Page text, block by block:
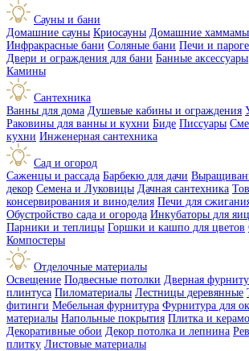
Сауны и бани
Домашние сауны Криосауны Домашние хаммамы
Инфракрасные бани Соляные бани Печи и
Двери и ограждения для бани Банные аксессуары
Камины
Сантехника
Ванны для дома Душевые кабины и ограждения
Раковины для ванны и кухни Биде Писсуары
кухни Инженерная сантехника
Сад и огород
Саженцы и рассада Барбекю для дачи
декор Семена и Луковицы Дачная сантехника
консервирования и виноделия Печи для
Обустройство сада и огорода Инкубаторы для яиц
Парники и теплицы Горшки и кашпо для цветов
Компостеры
Отделочные материалы
Освещение Подвесные потолки Дверная
плинтуса Пиломатериалы Лестницы деревянные
фитинги Мебельная фурнитура Фурнитура для
материалы Напольные покрытия Плитка и
Декоративные обои Декор потолка и лепнина
плитку Листовые материалы